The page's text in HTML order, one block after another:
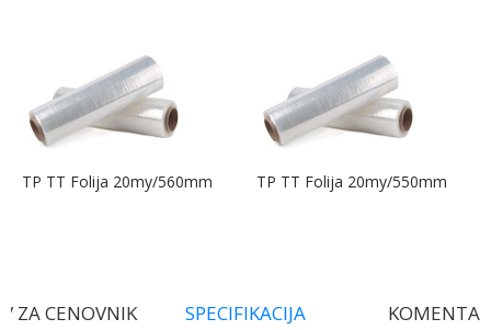
TP TT Folija 20my/560mm TP TT Folija 20my/550mm
ZA CENOVNIK SPECIFIKACIJA